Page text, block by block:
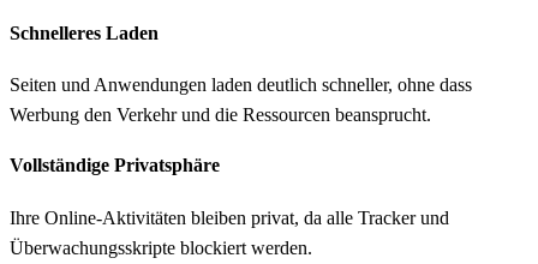
Schnelleres Laden
Seiten und Anwendungen laden deutlich schneller, ohne dass
Werbung den Verkehr und die Ressourcen beansprucht.
Vollständige Privatsphäre
Ihre Online-Aktivitäten bleiben privat, da alle Tracker und
Überwachungsskripte blockiert werden.